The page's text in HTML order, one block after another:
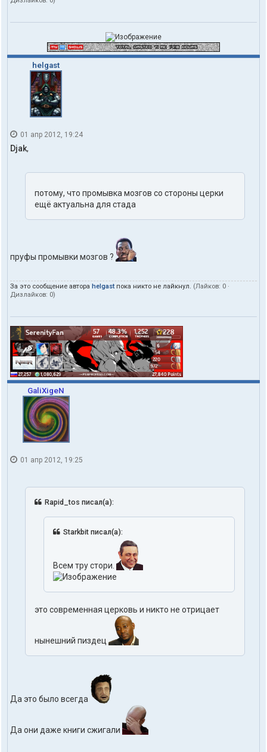
helgast
01 апр 2012, 19:24
Djak,
потому, что промывка мозгов со стороны церки
ещё актуальна для стада
пруфы промывки мозгов ?
За это сообщение автора helgastпока никто не лайкнул. (Лайков: 0 ·
Дизлайков: 0)
GaliXigeN
01 апр 2012, 19:25
Rapid_tos писал(а):
Starkbit писал(а):
Всем тру стори.
это современная церковь и никто не отрицает
нынешний пиздец
Да это было всегда
Да они даже книги сжигали